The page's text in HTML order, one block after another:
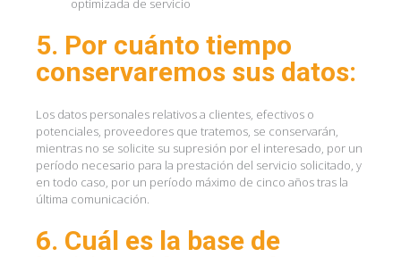
5. Por cuánto tiempo
conservaremos sus datos:
Los datos personales relativos a clientes, efectivos o
potenciales, proveedores que tratemos, se conservarán,
mientras no se solicite su supresión por el interesado, por un
período necesario para la prestación del servicio solicitado, y
en todo caso, por un período máximo de cinco años tras la
última comunicación.
6. Cuál es la base de